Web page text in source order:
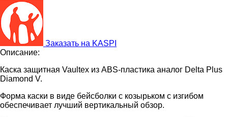
Заказать на KASPI
Описание:
Каска защитная Vaultex из ABS-пластика аналог Delta Plus
Diamond V.
Форма каски в виде бейсболки с козырьком с изгибом
обеспечивает лучший вертикальный обзор.